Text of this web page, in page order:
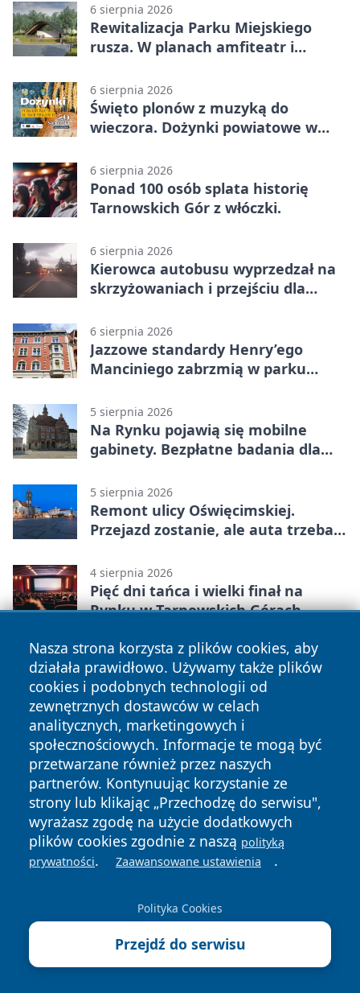
6 sierpnia 2026
Rewitalizacja Parku Miejskiego
rusza. W planach amfiteatr i
6 sierpnia 2026
Święto plonów z muzyką do
wieczora. Dożynki powiatowe w
6 sierpnia 2026
Ponad 100 osób splata historię
Tarnowskich Gór z włóczki.
6 sierpnia 2026
Kierowca autobusu wyprzedzał na
skrzyżowaniach i przejściu dla
6 sierpnia 2026
Jazzowe standardy Henry’ego
Manciniego zabrzmią w parku
5 sierpnia 2026
Na Rynku pojawią się mobilne
gabinety. Bezpłatne badania dla
5 sierpnia 2026
Remont ulicy Oświęcimskiej.
Przejazd zostanie, ale auta trzeba
4 sierpnia 2026
Pięć dni tańca i wielki finał na
Rynku w Tarnowskich Górach
4 sierpnia 2026
Matki karmiące piersią na ulicach
Tarnowskich Gór. Mówią o wsparciu
4 sierpnia 2026
Ponad 1,5 promila na hulajnodze.
Tarnogórzanin dostał 2,5 tys. zł
mandatu
4 sierpnia 2026
Sześć dekad razem. Historia Cecylii
i Helmuta Slimok z Miasteczka
Śląskiego
Tarnogórzanki tworzą całą żeńską
kadrę Polski na mistrzostwa Europy
Nasza strona korzysta z plików cookies, aby
działała prawidłowo. Używamy także plików
cookies i podobnych technologii od
zewnętrznych dostawców w celach
analitycznych, marketingowych i
społecznościowych. Informacje te mogą być
przetwarzane również przez naszych
partnerów. Kontynuując korzystanie ze
strony lub klikając „Przechodzę do serwisu",
wyrażasz zgodę na użycie dodatkowych
plików cookies zgodnie z naszą polityką
prywatności. Zaawansowane ustawienia .
Polityka Cookies
Przejdź do serwisu